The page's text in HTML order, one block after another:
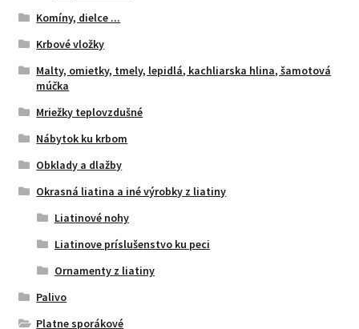
Komíny, dielce ...
Krbové vložky
Malty, omietky, tmely, lepidlá, kachliarska hlina, šamotová
múčka
Mriežky teplovzdušné
Nábytok ku krbom
Obklady a dlažby
Okrasná liatina a iné výrobky z liatiny
Liatinové nohy
Liatinove príslušenstvo ku peci
Ornamenty z liatiny
Palivo
Platne sporákové